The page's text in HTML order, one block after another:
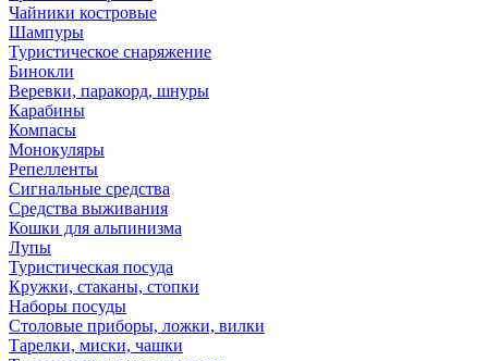
Чайники костровые
Шампуры
Туристическое снаряжение
Бинокли
Веревки, паракорд, шнуры
Карабины
Компасы
Монокуляры
Репелленты
Сигнальные средства
Средства выживания
Кошки для альпинизма
Лупы
Туристическая посуда
Кружки, стаканы, стопки
Наборы посуды
Столовые приборы, ложки, вилки
Тарелки, миски, чашки